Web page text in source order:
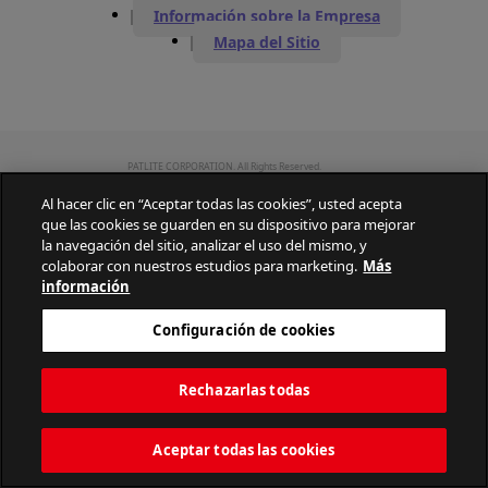
Información sobre la Empresa
Mapa del Sitio
PATLITE CORPORATION. All Rights Reserved.
Al hacer clic en “Aceptar todas las cookies”, usted acepta
que las cookies se guarden en su dispositivo para mejorar
la navegación del sitio, analizar el uso del mismo, y
colaborar con nuestros estudios para marketing. Más
información
Configuración de cookies
Rechazarlas todas
Aceptar todas las cookies